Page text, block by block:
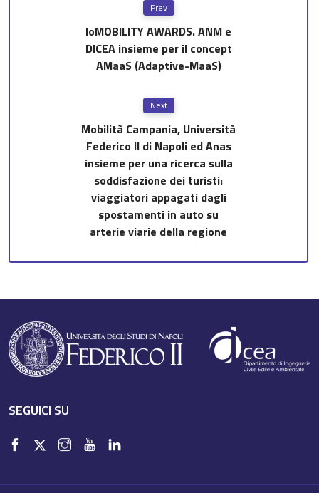
Prev
IoMOBILITY AWARDS. ANM e
DICEA insieme per il concept
AMaaS (Adaptive-MaaS)
Next
Mobilità Campania, Università
Federico II di Napoli ed Anas
insieme per una ricerca sulla
soddisfazione dei turisti:
viaggiatori appagati dagli
spostamenti in auto su
arterie viarie della regione
SEGUICI SU